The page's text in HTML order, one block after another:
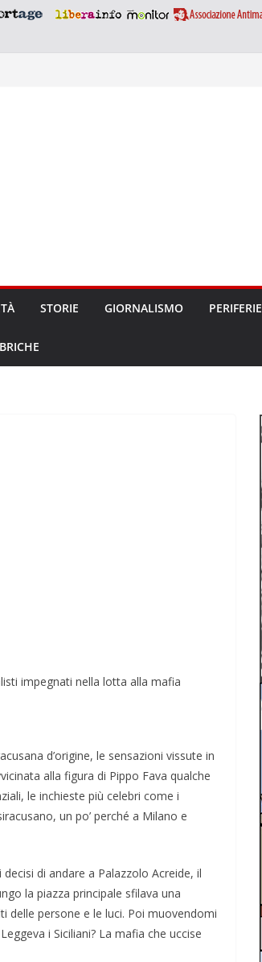
STORIE GIORNALISMO PERIFERIE
impegnati nella lotta alla mafia
d’origine, le sensazioni vissute in
alla fi­gura di Pippo Fava qualche
le inchieste più celebri come i
un po’ perché a Milano e
di andare a Palazzolo Acreide, il
la piazza princi­pale sfilava una
delle persone e le luci. Poi muo­vendomi
i Siciliani? La mafia che uccise